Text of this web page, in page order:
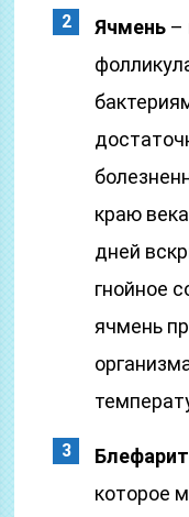
Ячмень –
краю
дней
гнойное
ячмень
Блефарит
которое